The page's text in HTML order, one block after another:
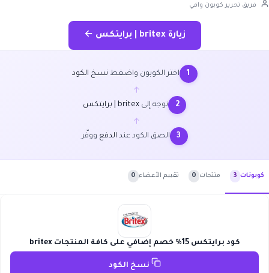
فريق تحرير كوبون وافي
زيارة britex | برايتكس ←
1 اختر الكوبون واضغط نسخ الكود
←
2 توجه إلى britex | برايتكس
←
3 الصق الكود عند الدفع ووفّر
كوبونات 3 منتجات 0 تقييم الأعضاء 0
كود برايتكس 15% خصم إضافي على كافة المنتجات britex
نسخ الكود